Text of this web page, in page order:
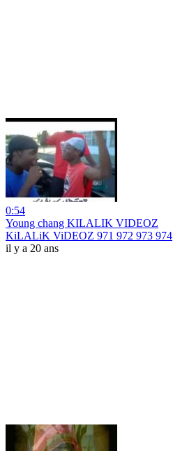
0:54
Young chang KILALIK VIDEOZ
KiLALiK ViDEOZ 971 972 973 974
il y a 20 ans